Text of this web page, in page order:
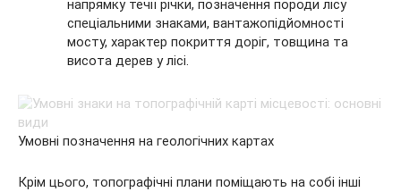
напрямку течії річки, позначення породи лісу
спеціальними знаками, вантажопідйомності
мосту, характер покриття доріг, товщина та
висота дерев у лісі.
Умовні позначення на геологічних картах
Крім цього, топографічні плани поміщають на собі інші